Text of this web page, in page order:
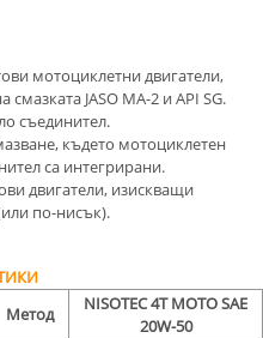
мотоциклетни двигатели,
JASO MA-2 и API SG.
съединител.
където мотоциклетен
са интегрирани.
двигатели, изискващи
по-нисък).
Метод
NISOTEC 4T MOTO SAE
20W-50